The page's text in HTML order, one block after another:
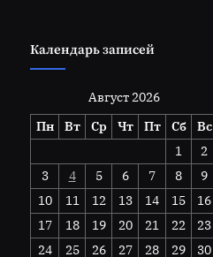
Календарь записей
Август 2026
Пн
Вт Ср Чт Пт Сб
Вс
1
2
3
4 5 6 7 8
9
10
11 12 13 14 15
16
17
18 19 20 21 22
23
24
25 26 27 28 29 30